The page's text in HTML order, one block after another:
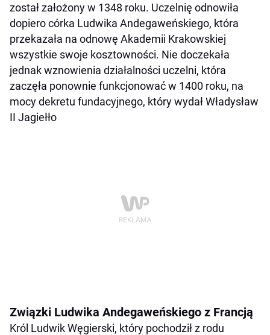
został założony w 1348 roku. Uczelnię odnowiła
dopiero córka Ludwika Andegaweńskiego, która
przekazała na odnowę Akademii Krakowskiej
wszystkie swoje kosztowności. Nie doczekała
jednak wznowienia działalności uczelni, która
zaczęła ponownie funkcjonować w 1400 roku, na
mocy dekretu fundacyjnego, który wydał Władysław
II Jagiełło
Związki Ludwika Andegaweńskiego z Francją
Król Ludwik Węgierski, który pochodził z rodu